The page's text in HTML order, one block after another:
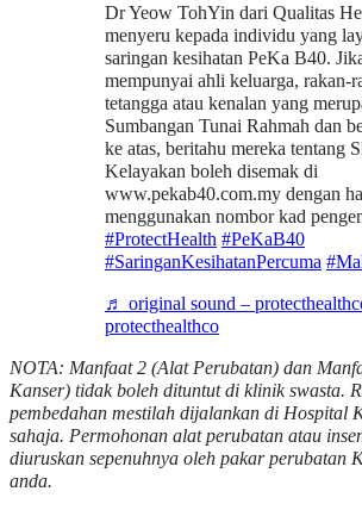
Dr Yeow TohYin dari Qualitas
menyeru kepada individu yang
saringan kesihatan PeKa B40.
mempunyai ahli keluarga, rakan-
tetangga atau kenalan yang
Sumbangan Tunai Rahmah dan
ke atas, beritahu mereka tentang
Kelayakan boleh disemak di
www.pekab40.com.my dengan
menggunakan nombor kad
#ProtectHealth #PeKaB40
#SaringanKesihatanPercuma
♬ original sound –
protecthealthco
NOTA: Manfaat 2 (Alat Perubatan) dan
Kanser) tidak boleh dituntut di klinik swasta.
pembedahan mestilah dijalankan di Hospital
sahaja. Permohonan alat perubatan atau
diuruskan sepenuhnya oleh pakar perubatan
anda.